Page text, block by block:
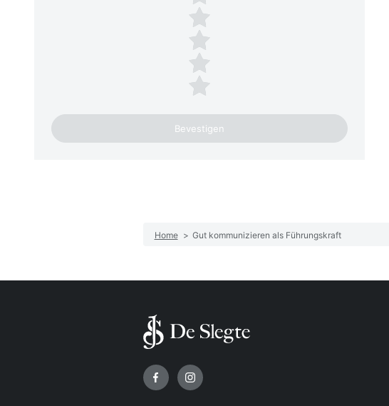
4 sterren
3 sterren
2 sterren
1 ster
Home > Gut kommunizieren als Führungskraft
Volg ons op